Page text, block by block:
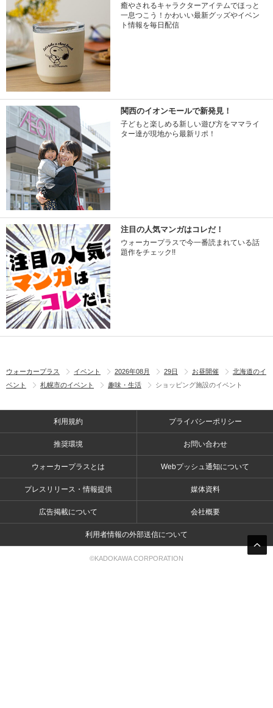
癒やされるキャラクターアイテムでほっと
一息つこう！かわいい最新グッズやイベン
ト情報を毎日配信
関西のイオンモールで新発見！
子どもと楽しめる新しい遊び方をママライ
ター達が現地から最新リポ！
注目の人気マンガはコレだ！
ウォーカープラスで今一番読まれている話
題作をチェック!!
ウォーカープラス イベント 2026年08月 29日 お昼開催
北海道のイ
ベント
札幌市のイベント 趣味・生活 ショッピング施設のイベント
利用規約 プライバシーポリシー
推奨環境 お問い合わせ
ウォーカープラスとは Webプッシュ通知について
プレスリリース・情報提供 媒体資料
広告掲載について 会社概要
利用者情報の外部送信について
©KADOKAWA CORPORATION